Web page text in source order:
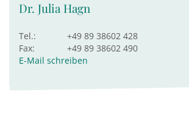
Dr. Julia Hagn
Tel.:
+49 89 38602 428
Fax:
+49 89 38602 490
E-Mail schreiben